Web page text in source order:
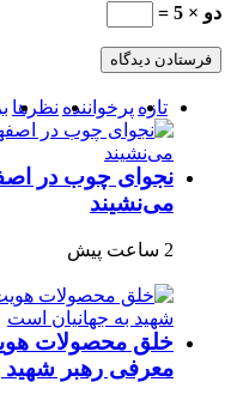
دو × 5 =
تازه پرخواننده نظرها
نجوای چوب در
می‌نشیند
2 ساعت پیش
خلق محصولات
معرفی رهبر شهید